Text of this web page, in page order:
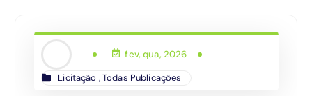
fev, qua, 2026
Licitação ,Todas Publicações